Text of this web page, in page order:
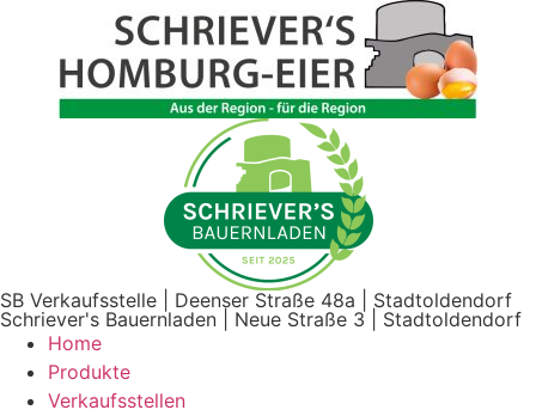
wechseln
SB Verkaufsstelle | Deenser Straße 48a | Stadtoldendorf
Schriever's Bauernladen | Neue Straße 3 | Stadtoldendorf
Home
Produkte
Verkaufsstellen